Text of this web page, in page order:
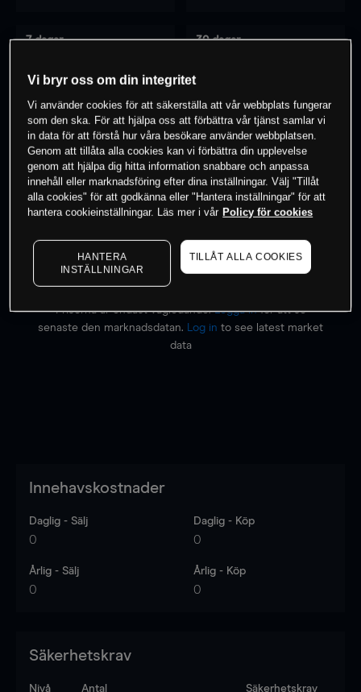
7 dagar 30 dagar
0% av kunderna har en position i detta
instrument
Börja handla
Priserna är endast vägledande.Logga inför att se
senaste den marknadsdatan.
Log in to see latest market
data
Innehavskostnader
Daglig - Sälj
0
Daglig - Köp
0
Årlig - Sälj
0
Årlig - Köp
0
Säkerhetskrav
Nivå Antal Säkerhetskrav
Vi bryr oss om din integritet
Vi använder cookies för att säkerställa att vår webbplats fungerar
som den ska. För att hjälpa oss att förbättra vår tjänst samlar vi
in data för att förstå hur våra besökare använder webbplatsen.
Genom att tillåta alla cookies kan vi förbättra din upplevelse
genom att hjälpa dig hitta information snabbare och anpassa
innehåll eller marknadsföring efter dina inställningar. Välj "Tillåt
alla cookies" för att godkänna eller "Hantera inställningar" för att
hantera cookieinställningar. Läs mer i vår Policy för cookies
HANTERA
INSTÄLLNINGAR
TILLÅT ALLA COOKIES